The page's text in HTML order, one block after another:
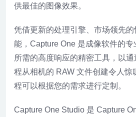
供最佳的图像效果。
凭借更新的处理引擎、市场领先
能，Capture One 是成像软件的
所需的高度响应的精密工具，以
程从相机的 RAW 文件创建令人惊
程可以根据您的需求进行定制。
Capture One Studio 是 Capture